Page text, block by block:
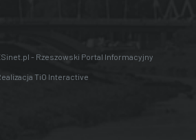
- Rzeszowski Portal Informacyjny
TiO Interactive